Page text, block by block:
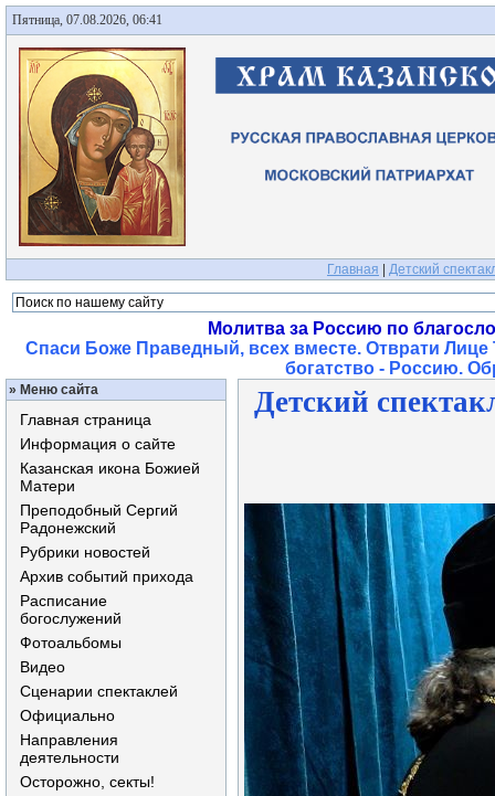
Пятница, 07.08.2026, 06:41
Главная Детский
Молитва за Россию по
Спаси Боже Праведный, всех вместе. Отврати
богатство - Россию.
» Меню сайта
Главная страница
Информация о сайте
Казанская икона Божией
Матери
Преподобный Сергий
Радонежский
Рубрики новостей
Архив событий прихода
Расписание
богослужений
Фотоальбомы
Видео
Сценарии спектаклей
Официально
Направления
деятельности
Осторожно, секты!
Детский